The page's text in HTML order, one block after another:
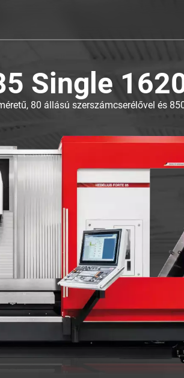
Single
80 állású szerszámcserélővel és